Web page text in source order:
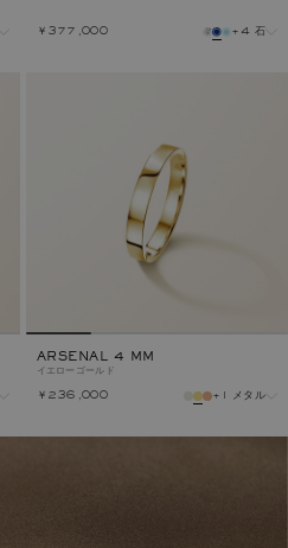
￥377,000 +4 石
ARSENAL 4 MM
イエローゴールド
￥236,000
+1 メタル